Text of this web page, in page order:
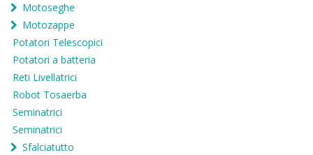
Motoseghe
Motozappe
Potatori Telescopici
Potatori a batteria
Reti Livellatrici
Robot Tosaerba
Seminatrici
Seminatrici
Sfalciatutto